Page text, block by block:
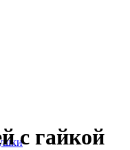
с гайкой